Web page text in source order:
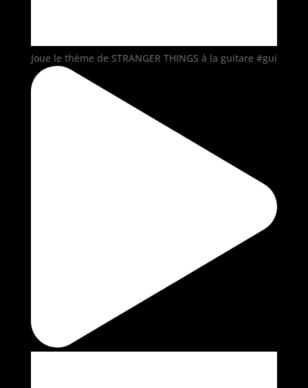
Joue le thème de STRANGER THINGS à la guitare #gui